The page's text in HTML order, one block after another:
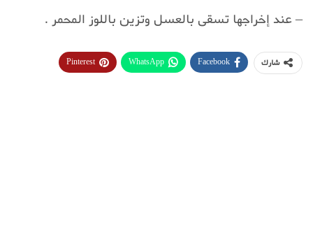
– عند إخراجها تسقى بالعسل وتزين باللوز المحمر .
شارك Facebook
WhatsApp
Pinterest